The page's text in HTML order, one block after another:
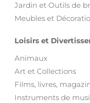
Jardin et Outils de
Meubles et
Loisirs et
Animaux
Art et Collections
Films, livres,
Instruments de